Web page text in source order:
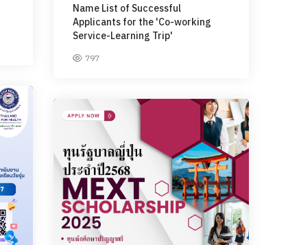
Name List of Successful
Applicants for the 'Co-working
Service-Learning Trip'
797